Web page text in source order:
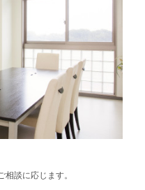
談に応じます。